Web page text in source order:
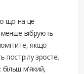
що на це
менше вібрують
якщо
пострілу зросте.
більш м'який,